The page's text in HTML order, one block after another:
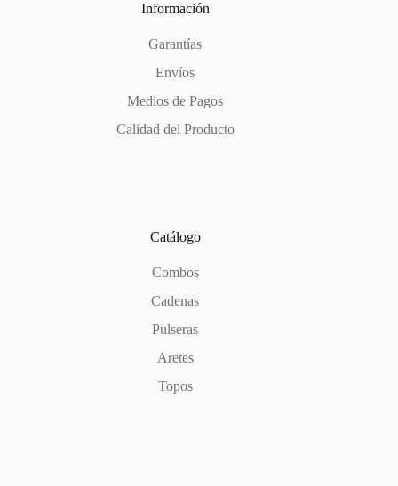
Información
Garantías
Envíos
Medios de Pagos
Calidad del Producto
Catálogo
Combos
Cadenas
Pulseras
Aretes
Topos